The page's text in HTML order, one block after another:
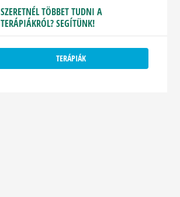
SZERETNÉL TÖBBET TUDNI A
TERÁPIÁKRÓL? SEGÍTÜNK!
TERÁPIÁK